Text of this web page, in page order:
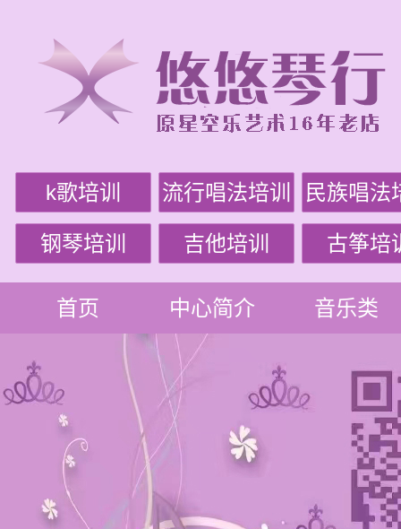
k歌培训 流行唱法培训 民族唱法
钢琴培训 吉他培训 古筝培
首页 中心简介 音乐类